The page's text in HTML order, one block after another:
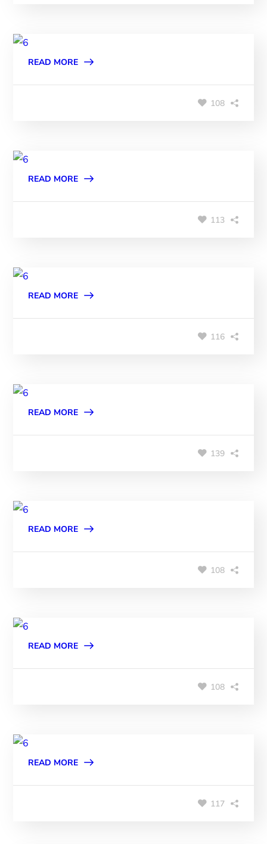
READ MORE
108
READ MORE
113
READ MORE
116
READ MORE
139
READ MORE
108
READ MORE
108
READ MORE
117